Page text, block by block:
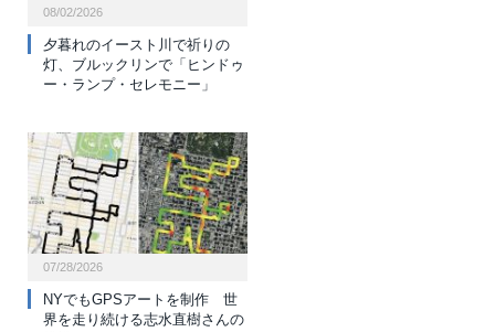
08/02/2026
夕暮れのイースト川で祈りの
灯、ブルックリンで「ヒンドゥ
ー・ランプ・セレモニー」
07/28/2026
NYでもGPSアートを制作 世
界を走り続ける志水直樹さんの